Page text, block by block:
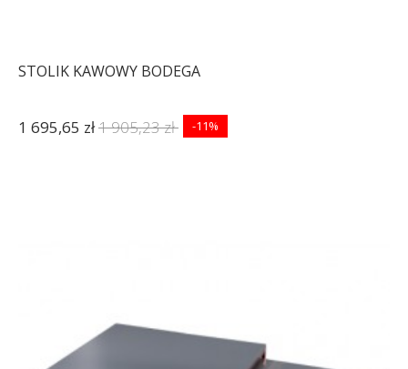
STOLIK KAWOWY BODEGA
1 695,65 zł1 905,23 zł -11%